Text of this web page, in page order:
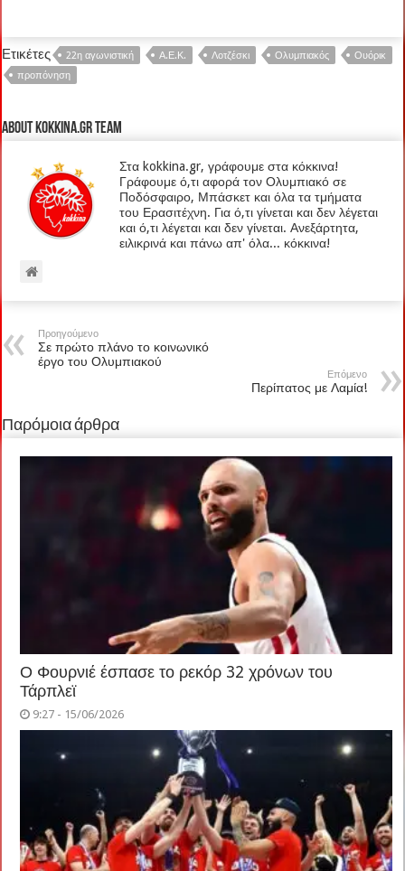
Ετικέτες 22η αγωνιστική Α.Ε.Κ. Λοτζέσκι Ολυμπιακός
Ουόρικ
προπόνηση
About kokkina.gr TEAM
Στα kokkina.gr, γράφουμε στα κόκκινα!
Γράφουμε ό,τι αφορά τον Ολυμπιακό σε
Ποδόσφαιρο, Μπάσκετ και όλα τα τμήματα
του Ερασιτέχνη. Για ό,τι γίνεται και δεν λέγεται
και ό,τι λέγεται και δεν γίνεται. Ανεξάρτητα,
ειλικρινά και πάνω απ' όλα... κόκκινα!
Προηγούμενο
Σε πρώτο πλάνο το κοινωνικό
έργο του Ολυμπιακού
Επόμενο
Περίπατος με Λαμία!
Παρόμοια άρθρα
Ο Φουρνιέ έσπασε το ρεκόρ 32 χρόνων του
Τάρπλεϊ
9:27 - 15/06/2026